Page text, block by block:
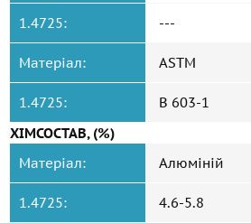
1.4725: ---
Матеріал: ASTM
1.4725:
B 603-1
ХІМСОСТАВ, (%)
Матеріал:
Алюміній
1.4725: 4.6-5.8